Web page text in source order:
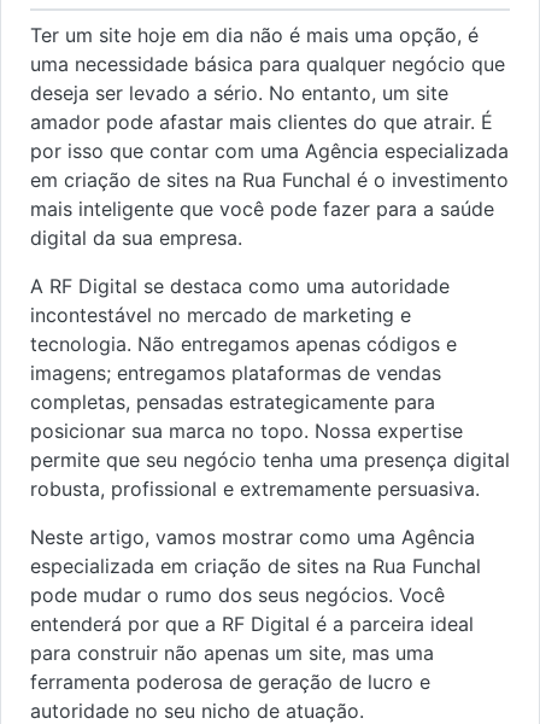
Ter um site hoje em dia não é mais uma opção, é
uma necessidade básica para qualquer negócio que
deseja ser levado a sério. No entanto, um site
amador pode afastar mais clientes do que atrair. É
por isso que contar com uma Agência especializada
em criação de sites na Rua Funchal é o investimento
mais inteligente que você pode fazer para a saúde
digital da sua empresa.
A RF Digital se destaca como uma autoridade
incontestável no mercado de marketing e
tecnologia. Não entregamos apenas códigos e
imagens; entregamos plataformas de vendas
completas, pensadas estrategicamente para
posicionar sua marca no topo. Nossa expertise
permite que seu negócio tenha uma presença digital
robusta, profissional e extremamente persuasiva.
Neste artigo, vamos mostrar como uma Agência
especializada em criação de sites na Rua Funchal
pode mudar o rumo dos seus negócios. Você
entenderá por que a RF Digital é a parceira ideal
para construir não apenas um site, mas uma
ferramenta poderosa de geração de lucro e
autoridade no seu nicho de atuação.